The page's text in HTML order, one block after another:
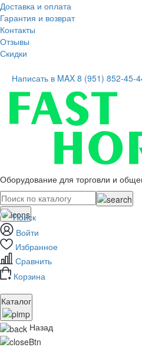
Доставка и оплата
Гарантия и возврат
Контакты
Отзывы
Скидки
Написать в MAX 8 (951) 852-45-
Оборудование для торговли и
Поиск
Войти
Избранное
Сравнить
Корзина
Каталог
Назад